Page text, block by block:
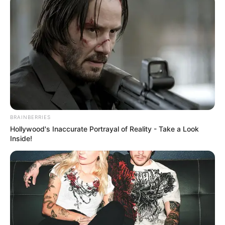
de 2022. —Foto/Reprodução.
A diretora presidente da CONACS - Confederação Nacional dos
Agentes Comunitários de Saúde, Ilda Angélica Correia, acaba de
confirmar a sanção presidencial ao Reajuste do Piso Salarial
Nacional dos Agentes Comunitários de Saúde e Agentes de
Combate às Endemias.
Veja a matéria completa, aqui!
BRAINBERRIES
Hollywood's Inaccurate Portrayal of Reality - Take a Look
Inside!